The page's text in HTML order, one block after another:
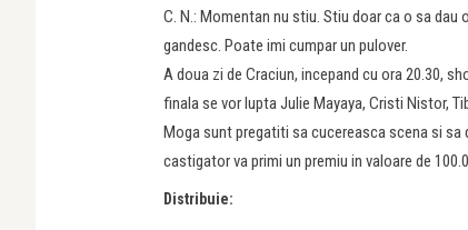
C. N.: Momentan nu stiu. Stiu doar ca o sa
gandesc. Poate imi cumpar un pulover.
A doua zi de Craciun, incepand cu ora 20.30,
finala se vor lupta Julie Mayaya, Cristi Nistor,
Moga sunt pregatiti sa cucereasca scena si sa
castigator va primi un premiu in valoare de
Distribuie: